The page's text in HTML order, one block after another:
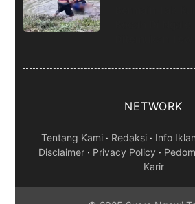
NETWORK
Tentang Kami · Redaksi · Info Iklan
Disclaimer · Privacy Policy ·
Karir